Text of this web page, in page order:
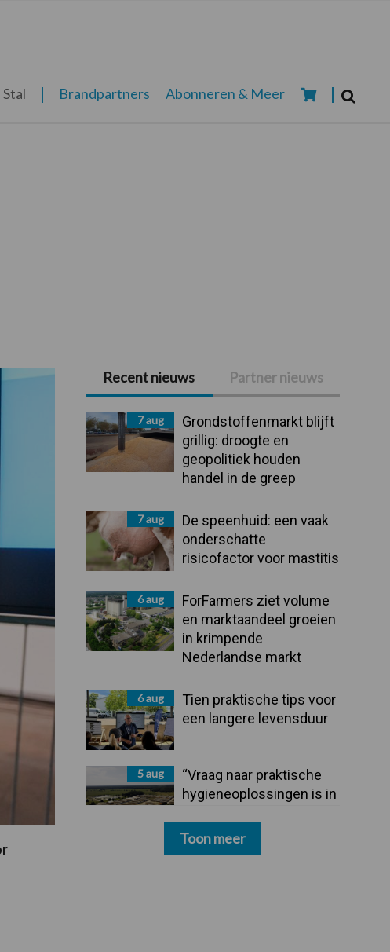
Stal Brandpartners Abonneren & Meer
Primaire
Sidebar
Recent nieuws Partner nieuws
7 aug
Grondstoffenmarkt blijft
grillig: droogte en
geopolitiek houden
handel in de greep
7 aug
De speenhuid: een vaak
onderschatte
risicofactor voor mastitis
6 aug
ForFarmers ziet volume
en marktaandeel groeien
in krimpende
Nederlandse markt
6 aug
Tien praktische tips voor
een langere levensduur
5 aug
“Vraag naar praktische
hygieneoplossingen is in
Toon meer